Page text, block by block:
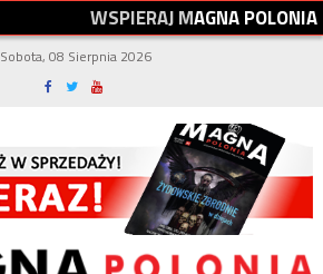
WSPIERAJMAGNAPOLONIA
Sobota, 08 Sierpnia 2026